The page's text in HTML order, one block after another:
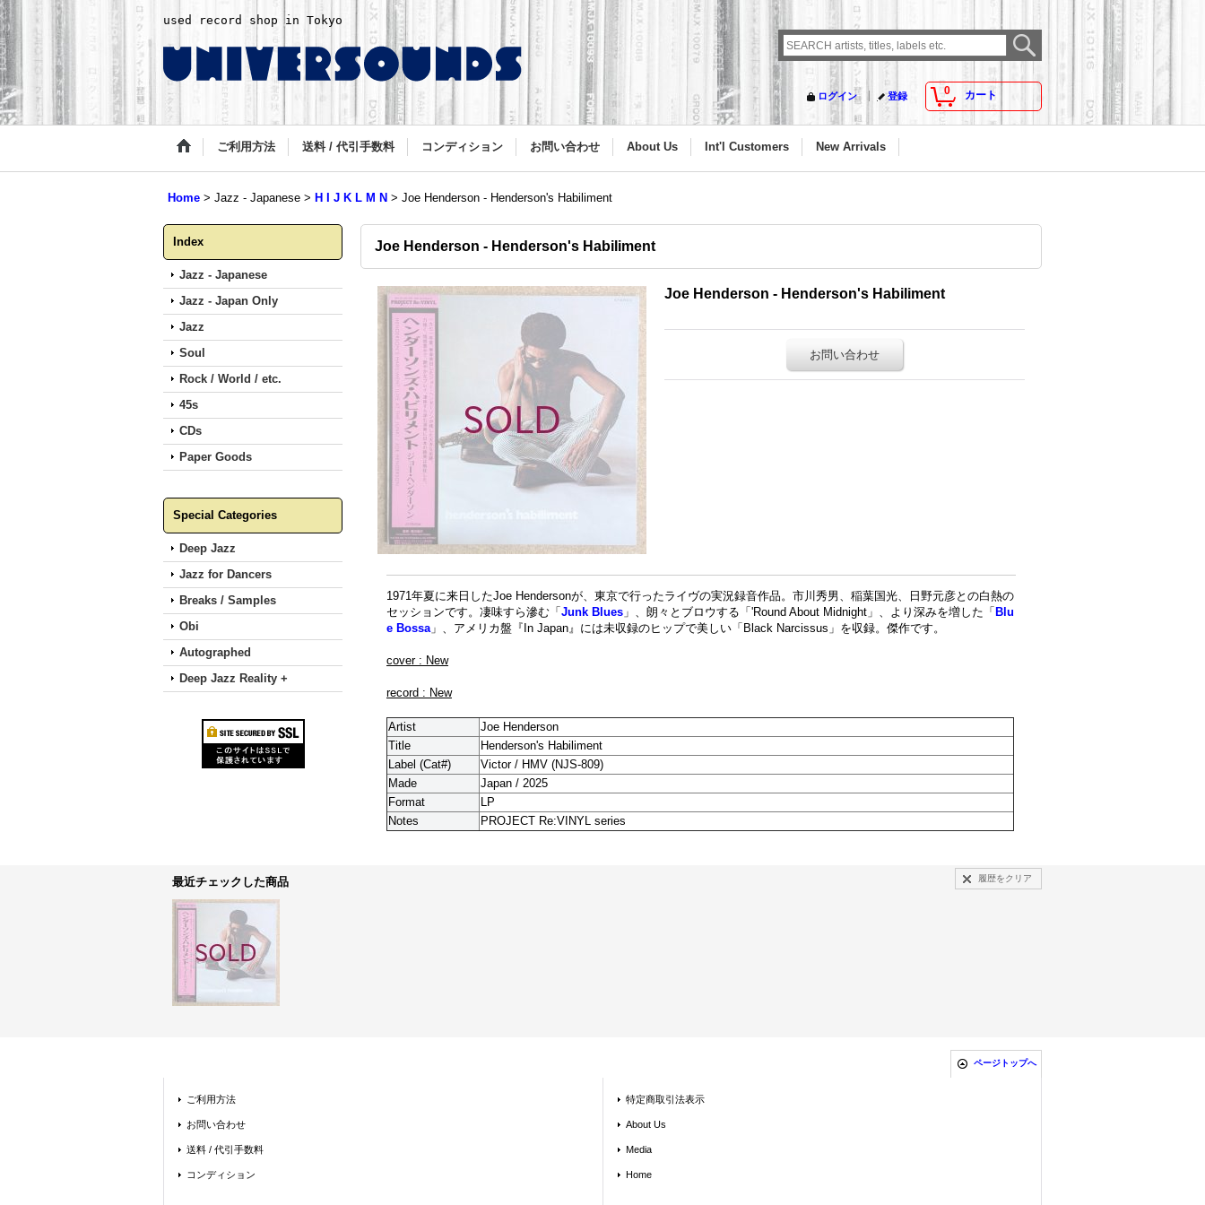
used record shop in Tokyo
0 カート
ログイン 登録
ご利用方法 送料 / 代引手数料 コンディション お問い合わせ About Us Int'l Customers New Arrivals
Home > Jazz - Japanese > H I J K L M N > Joe Henderson - Henderson's Habiliment
Index
Jazz - Japanese
Jazz - Japan Only
Jazz
Soul
Rock / World / etc.
45s
CDs
Paper Goods
Special Categories
Deep Jazz
Jazz for Dancers
Breaks / Samples
Obi
Autographed
Deep Jazz Reality +
Joe Henderson - Henderson's Habiliment
Joe Henderson - Henderson's Habiliment
お問い合わせ
1971年夏に来日したJoe Hendersonが、東京で行ったライヴの実況録音作品。市川秀男、稲葉国光、日野元彦との白熱の
セッションです。 凄味すら滲む「 Junk Blues 」、朗々とブロウする「'Round About Midnight」、より深みを増した「 Blu
e Bossa」、アメリカ盤『In Japan』には未収録のヒップで美しい「Black Narcissus」を収録。傑作です。
cover : New
record : New
Artist
Joe Henderson
Title
Henderson's Habiliment
Label (Cat#)
Victor / HMV (NJS-809)
Made
Japan / 2025
Format
LP
Notes
PROJECT Re:VINYL series
最近チェックした商品 履歴をクリア
ページトップへ
ご利用方法
お問い合わせ
送料 / 代引手数料
コンディション
特定商取引法表示
About Us
Media
Home